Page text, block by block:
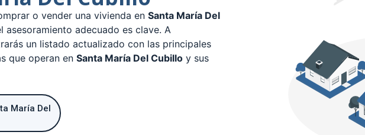
o vender una vivienda en Santa María Del
asesoramiento adecuado es clave. A
un listado actualizado con las principales
que operan en Santa María Del Cubillo y sus
María Del